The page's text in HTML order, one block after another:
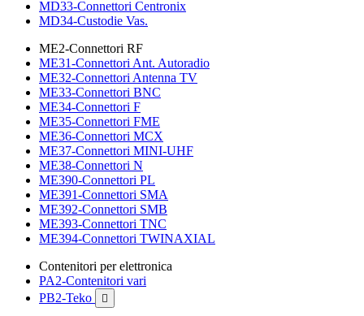
MD33-Connettori Centronix
MD34-Custodie Vas.
ME2-Connettori RF
ME31-Connettori Ant. Autoradio
ME32-Connettori Antenna TV
ME33-Connettori BNC
ME34-Connettori F
ME35-Connettori FME
ME36-Connettori MCX
ME37-Connettori MINI-UHF
ME38-Connettori N
ME390-Connettori PL
ME391-Connettori SMA
ME392-Connettori SMB
ME393-Connettori TNC
ME394-Connettori TWINAXIAL
Contenitori per elettronica
PA2-Contenitori vari
PB2-Teko
